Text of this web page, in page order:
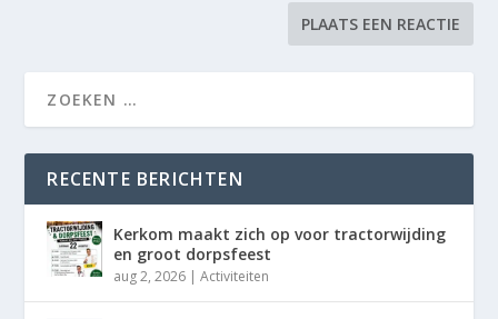
RECENTE BERICHTEN
Kerkom maakt zich op voor tractorwijding
en groot dorpsfeest
aug 2, 2026 |Activiteiten